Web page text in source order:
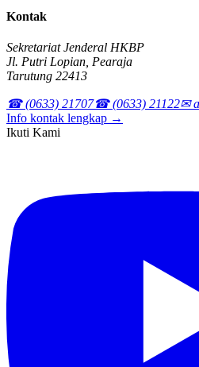
Kontak
Sekretariat Jenderal HKBP
Jl. Putri Lopian, Pearaja
Tarutung 22413
☎ (0633) 21707☎ (0633) 21122✉
Info kontak lengkap →
Ikuti Kami